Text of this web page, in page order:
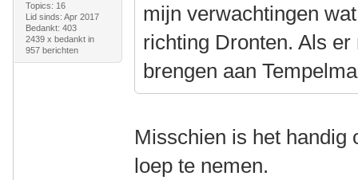
Topics: 16
Lid sinds: Apr 2017
Bedankt: 403
2439 x bedankt in
957 berichten
mijn verwachtingen
richting Dronten. Als
brengen aan
Misschien is het handig
loep te nemen.